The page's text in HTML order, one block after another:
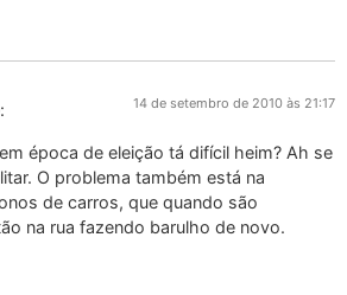
14 de setembro de 2010 às 21:17
época de eleição tá difícil heim? Ah se
O problema também está na
de carros, que quando são
na rua fazendo barulho de novo.